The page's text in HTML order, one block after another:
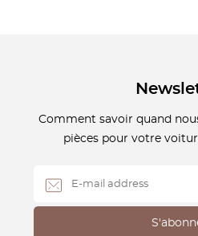
Comment savoir quand
pièces pour votre